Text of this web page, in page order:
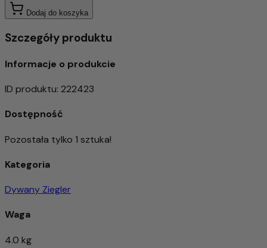
Dodaj do koszyka
Szczegóły produktu
Informacje o produkcie
ID produktu: 222423
Dostępność
Pozostała tylko 1 sztuka!
Kategoria
Dywany Ziegler
Waga
4.0 kg